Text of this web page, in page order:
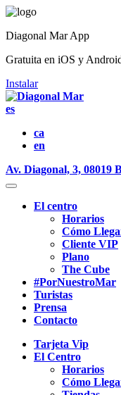
Diagonal Mar App
Gratuita en iOS y
Instalar
es
ca
en
Av. Diagonal, 3, 08019
El centro
Horarios
Cómo
Cliente VIP
Plano
The Cube
#PorNuestroMar
Turistas
Prensa
Contacto
Tarjeta Vip
El Centro
Horarios
Cómo